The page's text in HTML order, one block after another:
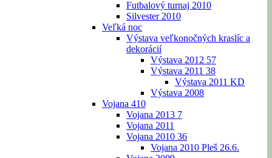
Futbalový turnaj 2010
Silvester 2010
Veľká noc
Výstava veľkonočných kraslíc a
dekorácií
Výstava 2012 57
Výstava 2011 38
Výstava 2011 KD
Výstava 2008
Vojana 410
Vojana 2013 7
Vojana 2011
Vojana 2010 36
Vojana 2010 Pleš 26.6.